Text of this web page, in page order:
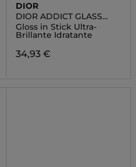
DIOR
DIOR ADDICT GLASS
LIPSTICK
Gloss in Stick Ultra-
Brillante Idratante
34,93 €